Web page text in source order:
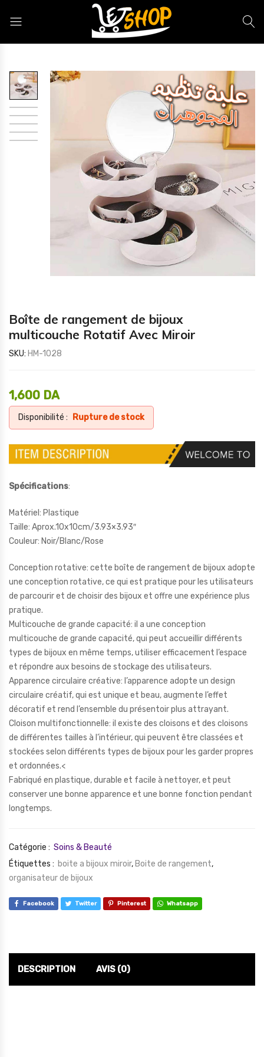
Boîte de rangement de bijoux
multicouche Rotatif Avec Miroir
SKU: HM-1028
1,600 DA
Disponibilité : Rupture de stock
Spécifications:
Matériel: Plastique
Taille: Aprox.10x10cm/3.93×3.93″
Couleur: Noir/Blanc/Rose
Conception rotative: cette boîte de rangement de bijoux adopte
une conception rotative, ce qui est pratique pour les utilisateurs
de parcourir et de choisir des bijoux et offre une expérience plus
pratique.
Multicouche de grande capacité: il a une conception
multicouche de grande capacité, qui peut accueillir différents
types de bijoux en même temps, utiliser efficacement l’espace
et répondre aux besoins de stockage des utilisateurs.
Apparence circulaire créative: l’apparence adopte un design
circulaire créatif, qui est unique et beau, augmente l’effet
décoratif et rend l’ensemble du présentoir plus attrayant.
Cloison multifonctionnelle: il existe des cloisons et des cloisons
de différentes tailles à l’intérieur, qui peuvent être classées et
stockées selon différents types de bijoux pour les garder propres
et ordonnées.<
Fabriqué en plastique, durable et facile à nettoyer, et peut
conserver une bonne apparence et une bonne fonction pendant
longtemps.
Catégorie : Soins & Beauté
Étiquettes : boite a bijoux miroir, Boite de rangement,
organisateur de bijoux
Facebook Twitter Pinterest Whatsapp
DESCRIPTION AVIS (0)